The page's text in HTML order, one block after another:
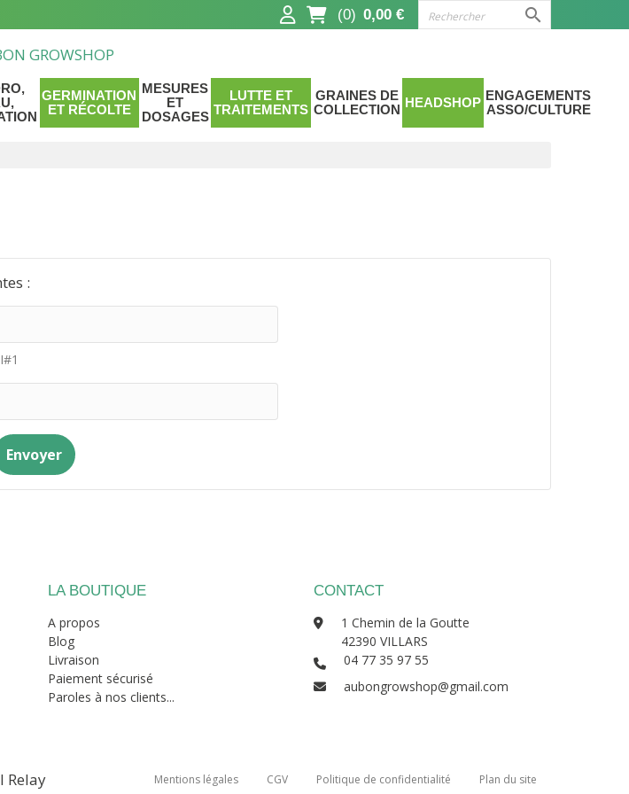
(0) 0,00 € 
GERMINATION
ET RÉCOLTE
MESURES
ET
DOSAGES
LUTTE ET
TRAITEMENTS
GRAINES DE
COLLECTION HEADSHOP ENGAGEMENTS
ASSO/CULTURE
:
Envoyer
LA BOUTIQUE
A propos
Blog
Livraison
Paiement sécurisé
Paroles à nos clients...
CONTACT
1 Chemin de la Goutte
42390 VILLARS
04 77 35 97 55
aubongrowshop@gmail.com
Mentions légales CGV Politique de confidentialité Plan du site